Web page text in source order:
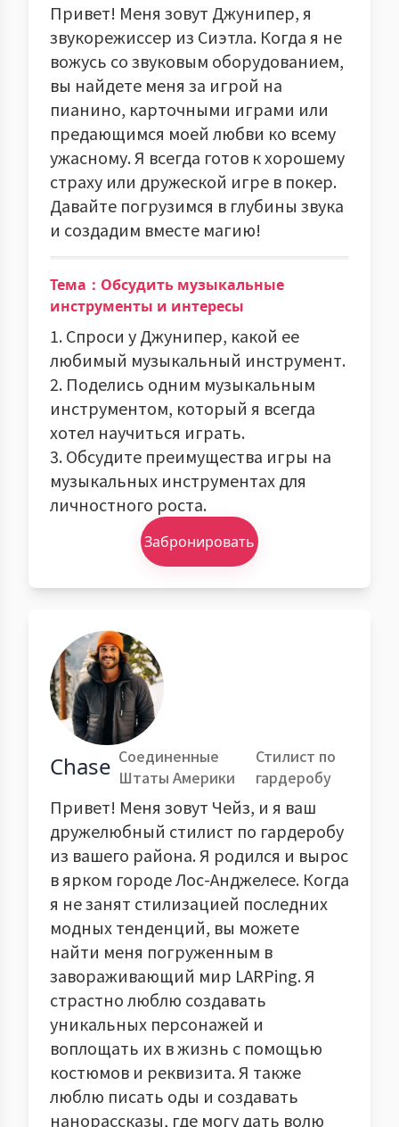
Привет! Меня зовут Джунипер, я
звукорежиссер из Сиэтла. Когда я не
вожусь со звуковым оборудованием,
вы найдете меня за игрой на
пианино, карточными играми или
предающимся моей любви ко всему
ужасному. Я всегда готов к хорошему
страху или дружеской игре в покер.
Давайте погрузимся в глубины звука
и создадим вместе магию!
Тема：Обсудить музыкальные
инструменты и интересы
1. Спроси у Джунипер, какой ее
любимый музыкальный инструмент.
2. Поделись одним музыкальным
инструментом, который я всегда
хотел научиться играть.
3. Обсудите преимущества игры на
музыкальных инструментах для
личностного роста.
Забронировать
Chase Соединенные
Штаты Америки
Стилист по
гардеробу
Привет! Меня зовут Чейз, и я ваш
дружелюбный стилист по гардеробу
из вашего района. Я родился и вырос
в ярком городе Лос-Анджелесе. Когда
я не занят стилизацией последних
модных тенденций, вы можете
найти меня погруженным в
завораживающий мир LARPing. Я
страстно люблю создавать
уникальных персонажей и
воплощать их в жизнь с помощью
костюмов и реквизита. Я также
люблю писать оды и создавать
нанорассказы, где могу дать волю